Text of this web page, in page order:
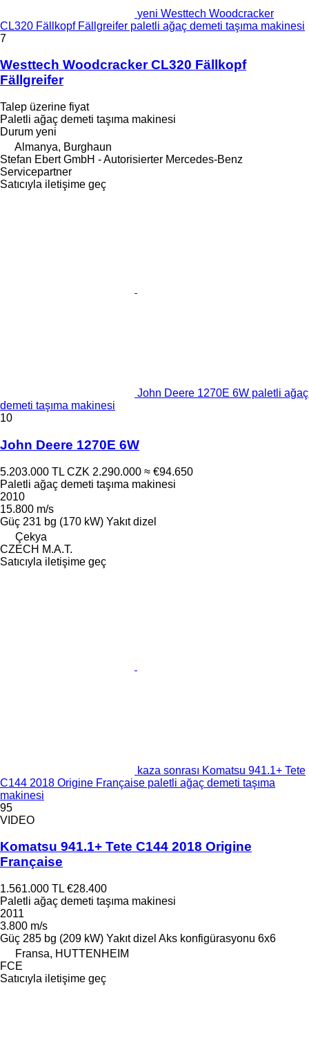
yeni Westtech Woodcracker
CL320 Fällkopf Fällgreifer paletli ağaç demeti taşıma makinesi
7
Westtech Woodcracker CL320 Fällkopf
Fällgreifer
Talep üzerine fiyat
Paletli ağaç demeti taşıma makinesi
Durum yeni
Almanya, Burghaun
Stefan Ebert GmbH - Autorisierter Mercedes-Benz
Servicepartner
Satıcıyla iletişime geç
John Deere 1270E 6W paletli ağaç
demeti taşıma makinesi
10
John Deere 1270E 6W
5.203.000 TL CZK 2.290.000 ≈ €94.650
Paletli ağaç demeti taşıma makinesi
2010
15.800 m/s
Güç 231 bg (170 kW) Yakıt dizel
Çekya
CZECH M.A.T.
Satıcıyla iletişime geç
kaza sonrası Komatsu 941.1+ Tete
C144 2018 Origine Française paletli ağaç demeti taşıma
makinesi
95
VIDEO
Komatsu 941.1+ Tete C144 2018 Origine
Française
1.561.000 TL €28.400
Paletli ağaç demeti taşıma makinesi
2011
3.800 m/s
Güç 285 bg (209 kW) Yakıt dizel Aks konfigürasyonu 6x6
Fransa, HUTTENHEIM
FCE
Satıcıyla iletişime geç